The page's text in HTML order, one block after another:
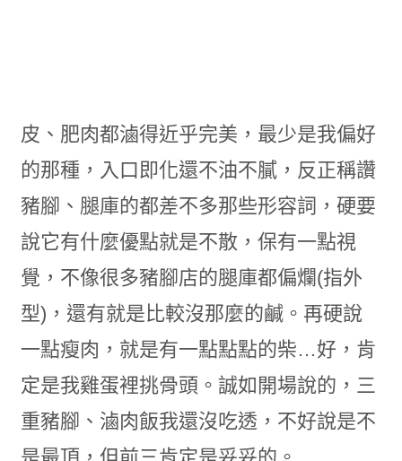
皮、肥肉都滷得近乎完美，最少是我偏好
的那種，入口即化還不油不膩，反正稱讚
豬腳、腿庫的都差不多那些形容詞，硬要
說它有什麼優點就是不散，保有一點視
覺，不像很多豬腳店的腿庫都偏爛(指外
型)，還有就是比較沒那麼的鹹。再硬說
一點瘦肉，就是有一點點點的柴…好，肯
定是我雞蛋裡挑骨頭。誠如開場說的，三
重豬腳、滷肉飯我還沒吃透，不好說是不